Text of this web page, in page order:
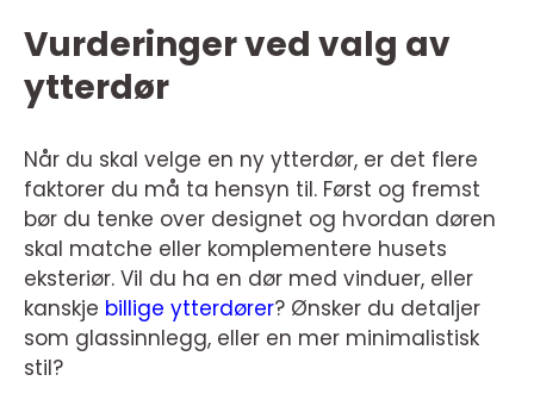
Vurderinger ved valg av
ytterdør
Når du skal velge en ny ytterdør, er det flere
faktorer du må ta hensyn til. Først og fremst
bør du tenke over designet og hvordan døren
skal matche eller komplementere husets
eksteriør. Vil du ha en dør med vinduer, eller
kanskje billige ytterdører? Ønsker du detaljer
som glassinnlegg, eller en mer minimalistisk
stil?